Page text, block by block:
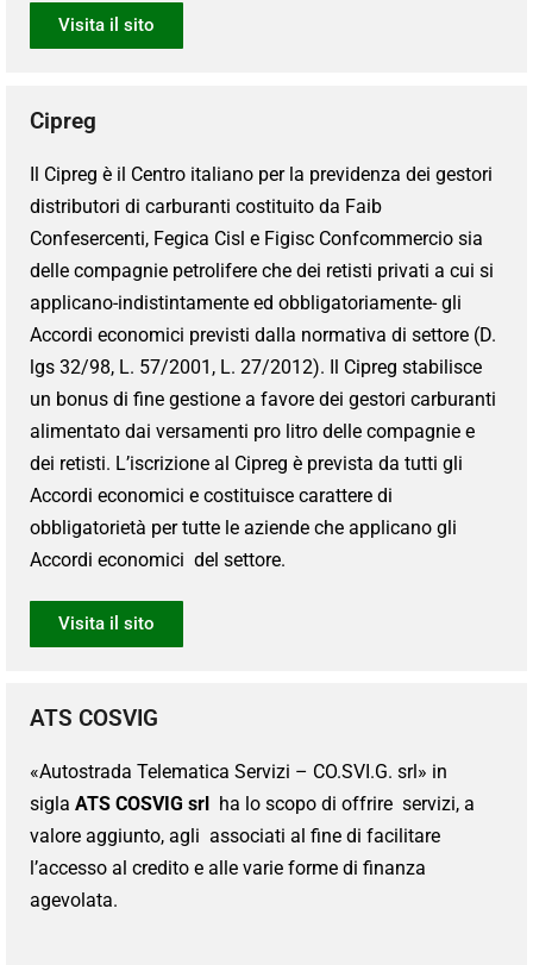
Visita il sito
Cipreg
Il Cipreg è il Centro italiano per la previdenza dei gestori
distributori di carburanti costituito da Faib
Confesercenti, Fegica Cisl e Figisc Confcommercio sia
delle compagnie petrolifere che dei retisti privati a cui si
applicano-indistintamente ed obbligatoriamente- gli
Accordi economici previsti dalla normativa di settore (D.
lgs 32/98, L. 57/2001, L. 27/2012). Il Cipreg stabilisce
un bonus di fine gestione a favore dei gestori carburanti
alimentato dai versamenti pro litro delle compagnie e
dei retisti. L’iscrizione al Cipreg è prevista da tutti gli
Accordi economici e costituisce carattere di
obbligatorietà per tutte le aziende che applicano gli
Accordi economici del settore.
Visita il sito
ATS COSVIG
«Autostrada Telematica Servizi – CO.SVI.G. srl» in
sigla ATS COSVIG srl ha lo scopo di offrire servizi, a
valore aggiunto, agli associati al fine di facilitare
l’accesso al credito e alle varie forme di finanza
agevolata.